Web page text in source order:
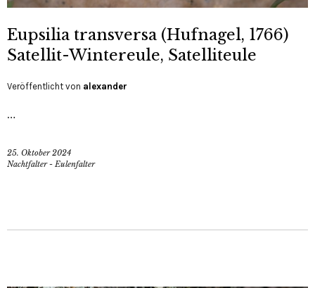
Eupsilia transversa (Hufnagel, 1766)
Satellit-Wintereule, Satelliteule
Veröffentlicht von alexander
…
25. Oktober 2024
Nachtfalter - Eulenfalter